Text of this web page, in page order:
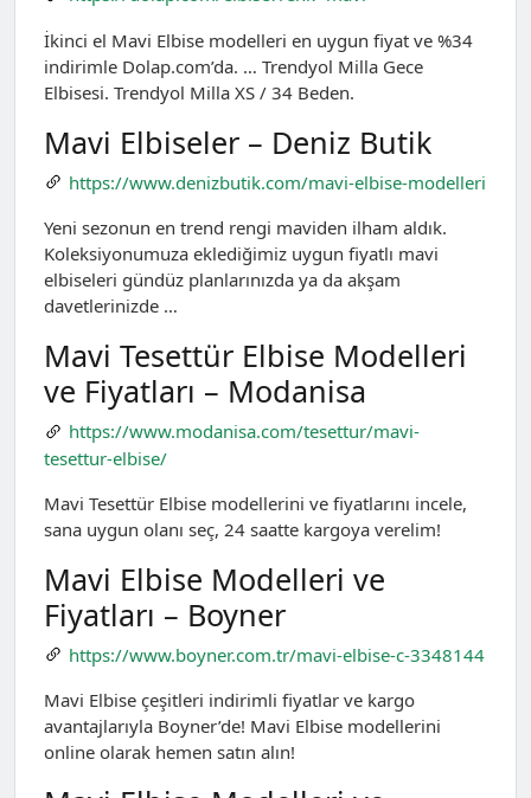
İkinci el Mavi Elbise modelleri en uygun fiyat ve %34
indirimle Dolap.com’da. … Trendyol Milla Gece
Elbisesi. Trendyol Milla XS / 34 Beden.
Mavi Elbiseler – Deniz Butik
https://www.denizbutik.com/mavi-elbise-modelleri
Yeni sezonun en trend rengi maviden ilham aldık.
Koleksiyonumuza eklediğimiz uygun fiyatlı mavi
elbiseleri gündüz planlarınızda ya da akşam
davetlerinizde …
Mavi Tesettür Elbise Modelleri
ve Fiyatları – Modanisa
https://www.modanisa.com/tesettur/mavi-
tesettur-elbise/
Mavi Tesettür Elbise modellerini ve fiyatlarını incele,
sana uygun olanı seç, 24 saatte kargoya verelim!
Mavi Elbise Modelleri ve
Fiyatları – Boyner
https://www.boyner.com.tr/mavi-elbise-c-3348144
Mavi Elbise çeşitleri indirimli fiyatlar ve kargo
avantajlarıyla Boyner’de! Mavi Elbise modellerini
online olarak hemen satın alın!